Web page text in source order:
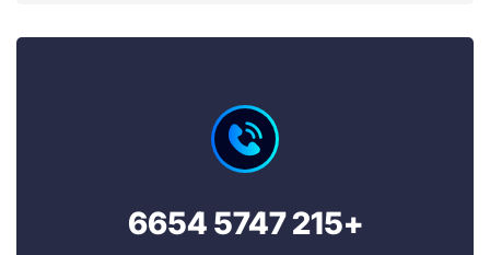
+215 5747 6654